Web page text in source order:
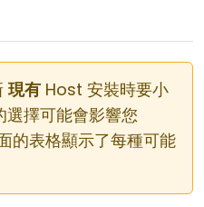
現有 Host 安裝時要小
擇可能會影響您
的表格顯示了每種可能